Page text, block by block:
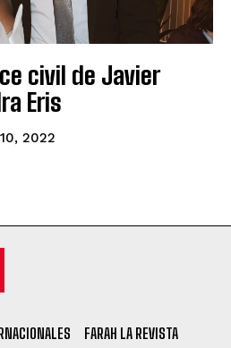
civil de Javier
Eris
2022
FARAH LA REVISTA